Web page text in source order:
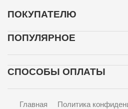
ПОКУПАТЕЛЮ
ПОПУЛЯРНОЕ
СПОСОБЫ ОПЛАТЫ
Главная Политика